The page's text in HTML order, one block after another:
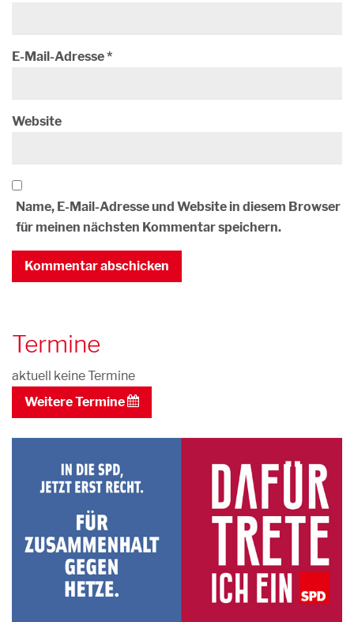
E-Mail-Adresse*
Website
Name, E-Mail-Adresse und Website in diesem Browser
für meinen nächsten Kommentar speichern.
Termine
aktuell keine Termine
Weitere Termine